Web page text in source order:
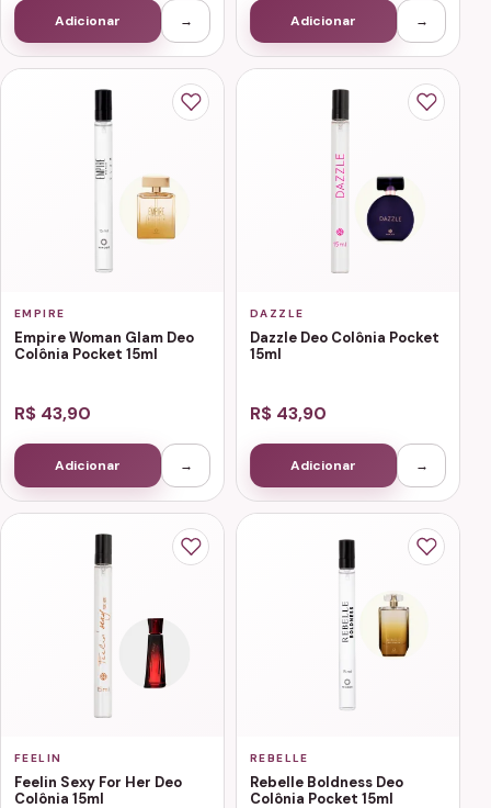
Adicionar → Adicionar →
EMPIRE
Empire Woman Glam Deo
Colônia Pocket 15ml
R$ 43,90
Adicionar →
DAZZLE
Dazzle Deo Colônia Pocket
15ml
R$ 43,90
Adicionar →
FEELIN
Feelin Sexy For Her Deo
Colônia 15ml
REBELLE
Rebelle Boldness Deo
Colônia Pocket 15ml